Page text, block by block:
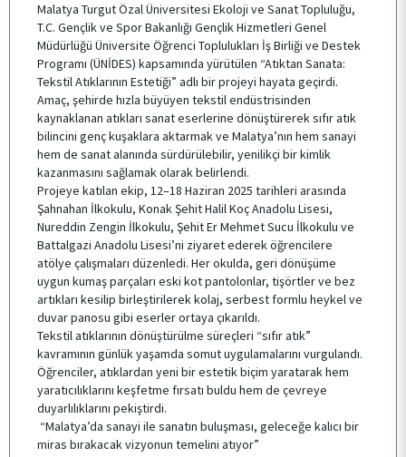
E-HİZMET
ÖĞRENCİ TOPLULUKLARI
TESİSLERİMİZ
YEMEK MENÜSÜ
MEVZUAT
SSS
İLETİŞİM
Malatya Turgut Özal Üniversitesi Ekoloji ve Sanat Topluluğu,
T.C. Gençlik ve Spor Bakanlığı Gençlik Hizmetleri Genel
Müdürlüğü Üniversite Öğrenci Toplulukları İş Birliği ve Destek
Programı (ÜNİDES) kapsamında yürütülen “Atıktan Sanata:
Tekstil Atıklarının Estetiği” adlı bir projeyi hayata geçirdi.
Amaç, şehirde hızla büyüyen tekstil endüstrisinden
kaynaklanan atıkları sanat eserlerine dönüştürerek sıfır atık
bilincini genç kuşaklara aktarmak ve Malatya’nın hem sanayi
hem de sanat alanında sürdürülebilir, yenilikçi bir kimlik
kazanmasını sağlamak olarak belirlendi.
Projeye katılan ekip, 12–18 Haziran 2025 tarihleri arasında
Şahnahan İlkokulu, Konak Şehit Halil Koç Anadolu Lisesi,
Nureddin Zengin İlkokulu, Şehit Er Mehmet Sucu İlkokulu ve
Battalgazi Anadolu Lisesi’ni ziyaret ederek öğrencilere
atölye çalışmaları düzenledi. Her okulda, geri dönüşüme
uygun kumaş parçaları eski kot pantolonlar, tişörtler ve bez
artıkları kesilip birleştirilerek kolaj, serbest formlu heykel ve
duvar panosu gibi eserler ortaya çıkarıldı.
Tekstil atıklarının dönüştürülme süreçleri “sıfır atık”
kavramının günlük yaşamda somut uygulamalarını vurgulandı.
Öğrenciler, atıklardan yeni bir estetik biçim yaratarak hem
yaratıcılıklarını keşfetme fırsatı buldu hem de çevreye
duyarlılıklarını pekiştirdi.
“Malatya’da sanayi ile sanatın buluşması, geleceğe kalıcı bir
miras bırakacak vizyonun temelini atıyor”